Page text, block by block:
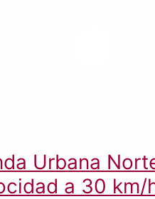
Urbana
a 30 km/